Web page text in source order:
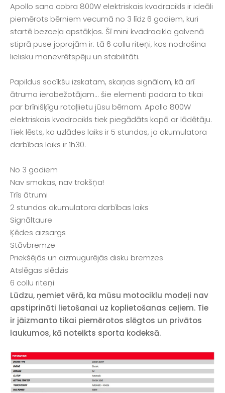
Apollo sano cobra 800W elektriskais kvadracikls ir ideāli
piemērots bērniem vecumā no 3 līdz 6 gadiem, kuri
startē bezceļa apstākļos. Šī mini kvadracikla galvenā
stiprā puse joprojām ir: tā 6 collu riteņi, kas nodrošina
lielisku manevrētspēju un stabilitāti.
Papildus sacīkšu izskatam, skaņas signālam, kā arī
ātruma ierobežotājam... šie elementi padara to tikai
par brīnišķīgu rotaļlietu jūsu bērnam. Apollo 800W
elektriskais kvadrocikls tiek piegādāts kopā ar lādētāju.
Tiek lēsts, ka uzlādes laiks ir 5 stundas, ja akumulatora
darbības laiks ir 1h30.
No 3 gadiem
Nav smakas, nav trokšņa!
Trīs ātrumi
2 stundas akumulatora darbības laiks
Signāltaure
Ķēdes aizsargs
Stāvbremze
Priekšējās un aizmugurējās disku bremzes
Atslēgas slēdzis
6 collu riteņi
Lūdzu, ņemiet vērā, ka mūsu motociklu modeļi nav
apstiprināti lietošanai uz koplietošanas ceļiem. Tie
ir jāizmanto tikai piemērotos slēgtos un privātos
laukumos, kā noteikts sporta kodeksā.